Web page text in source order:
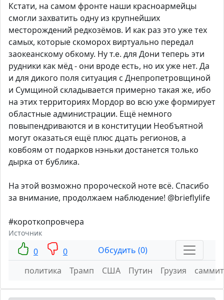
Кстати, на самом фронте наши красноармейцы
смогли захватить одну из крупнейших
месторождений редкозёмов. И как раз это уже тех
самых, которые скоморох виртуально передал
заокеанскому обкому. Ну т.е. для Дони теперь эти
рудники как мёд - они вроде есть, но их уже нет. Да
и для дикого поля ситуация с Днепропетровщиной
и Сумщиной складывается примерно такая же, ибо
на этих территориях Мордор во всю уже формирует
областные администрации. Ещё немного
повыпендриваются и в конституции Необъятной
могут оказаться ещё плюс дцать регионов, а
ковбоям от подарков нэньки достанется только
дырка от бублика.
На этой возможно пророческой ноте всё. Спасибо
за внимание, продолжаем наблюдение! @brieflylife
#короткопровчера
Источник
0 0
Обсудить (0)
политика
Трамп США Путин Грузия саммит